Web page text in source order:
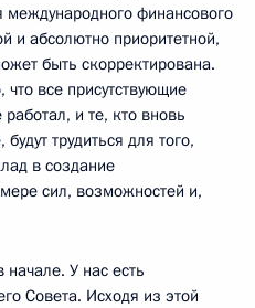
международного финансового
и абсолютно приоритетной,
быть скорректирована.
все присутствующие
и те, кто вновь
трудиться для того,
в создание
сил, возможностей и,
начале. У нас есть
Совета. Исходя из этой